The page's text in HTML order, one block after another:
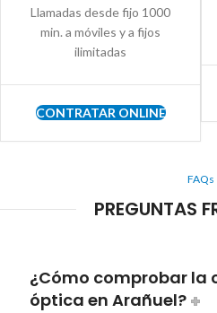
Llamadas desde fijo 1000
min. a móviles y a fijos
ilimitadas
CONTRATAR ONLINE
FAQs
PREGUNTAS
¿Cómo comprobar la
óptica en Arañuel?